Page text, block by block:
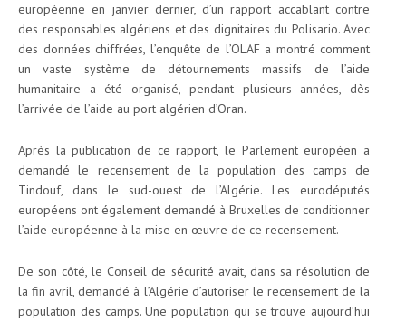
européenne en janvier dernier, d’un rapport accablant contre
des responsables algériens et des dignitaires du Polisario. Avec
des données chiffrées, l’enquête de l’OLAF a montré comment
un vaste système de détournements massifs de l’aide
humanitaire a été organisé, pendant plusieurs années, dès
l’arrivée de l’aide au port algérien d’Oran.
Après la publication de ce rapport, le Parlement européen a
demandé le recensement de la population des camps de
Tindouf, dans le sud-ouest de l’Algérie. Les eurodéputés
européens ont également demandé à Bruxelles de conditionner
l’aide européenne à la mise en œuvre de ce recensement.
De son côté, le Conseil de sécurité avait, dans sa résolution de
la fin avril, demandé à l’Algérie d’autoriser le recensement de la
population des camps. Une population qui se trouve aujourd’hui